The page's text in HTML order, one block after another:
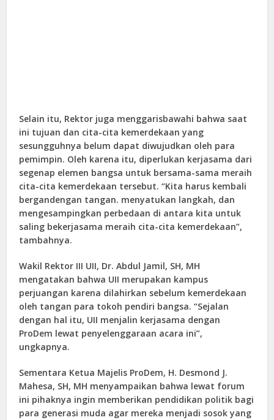
Selain itu, Rektor juga menggarisbawahi bahwa saat
ini tujuan dan cita-cita kemerdekaan yang
sesungguhnya belum dapat diwujudkan oleh para
pemimpin. Oleh karena itu, diperlukan kerjasama dari
segenap elemen bangsa untuk bersama-sama meraih
cita-cita kemerdekaan tersebut. “Kita harus kembali
bergandengan tangan. menyatukan langkah, dan
mengesampingkan perbedaan di antara kita untuk
saling bekerjasama meraih cita-cita kemerdekaan”,
tambahnya.
Wakil Rektor III UII, Dr. Abdul Jamil, SH, MH
mengatakan bahwa UII merupakan kampus
perjuangan karena dilahirkan sebelum kemerdekaan
oleh tangan para tokoh pendiri bangsa. “Sejalan
dengan hal itu, UII menjalin kerjasama dengan
ProDem lewat penyelenggaraan acara ini”,
ungkapnya.
Sementara Ketua Majelis ProDem, H. Desmond J.
Mahesa, SH, MH menyampaikan bahwa lewat forum
ini pihaknya ingin memberikan pendidikan politik bagi
para generasi muda agar mereka menjadi sosok yang